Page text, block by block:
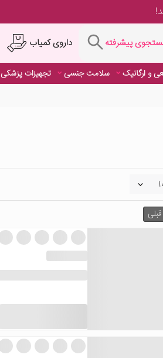
داروی کمیاب
پیشرفته داروی کمیاب
و ارگانیک سلامت جنسی تجهیزات پزشکی
قبلی